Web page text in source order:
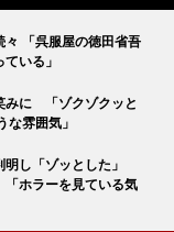
々 「呉服屋の徳田省吾
いる」
みに 「ゾクゾクッと
な雰囲気」
し「ゾッとした」
「ホラーを見ている気